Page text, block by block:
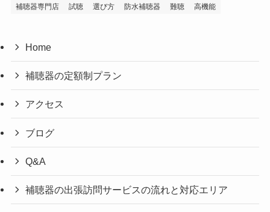
補聴器専門店
試聴 選び方 防水補聴器 難聴 高機能
Home
補聴器の定額制プラン
アクセス
ブログ
Q&A
補聴器の出張訪問サービスの流れと対応エリア